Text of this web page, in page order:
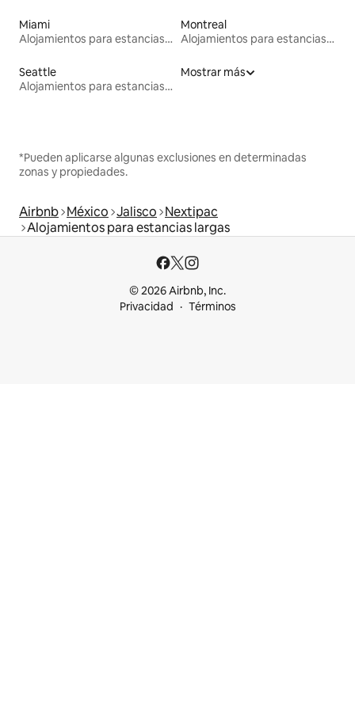
Miami
Alojamientos para estancias largas
Montreal
Alojamientos para estancias largas
Seattle
Alojamientos para estancias largas
Mostrar más
*Pueden aplicarse algunas exclusiones en determinadas
zonas y propiedades.
Airbnb México Jalisco Nextipac
Alojamientos para estancias largas
© 2026 Airbnb, Inc.
Privacidad
Términos